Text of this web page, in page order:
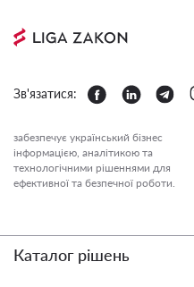
Зв'язатися:
забезпечує український бізнес
інформацією, аналітикою та
технологічними рішеннями для
ефективної та безпечної роботи.
Каталог рішень